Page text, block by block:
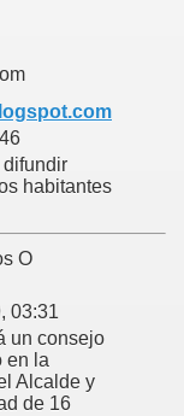
habitantes
O
03:31
un consejo
en la
Alcalde y
de 16